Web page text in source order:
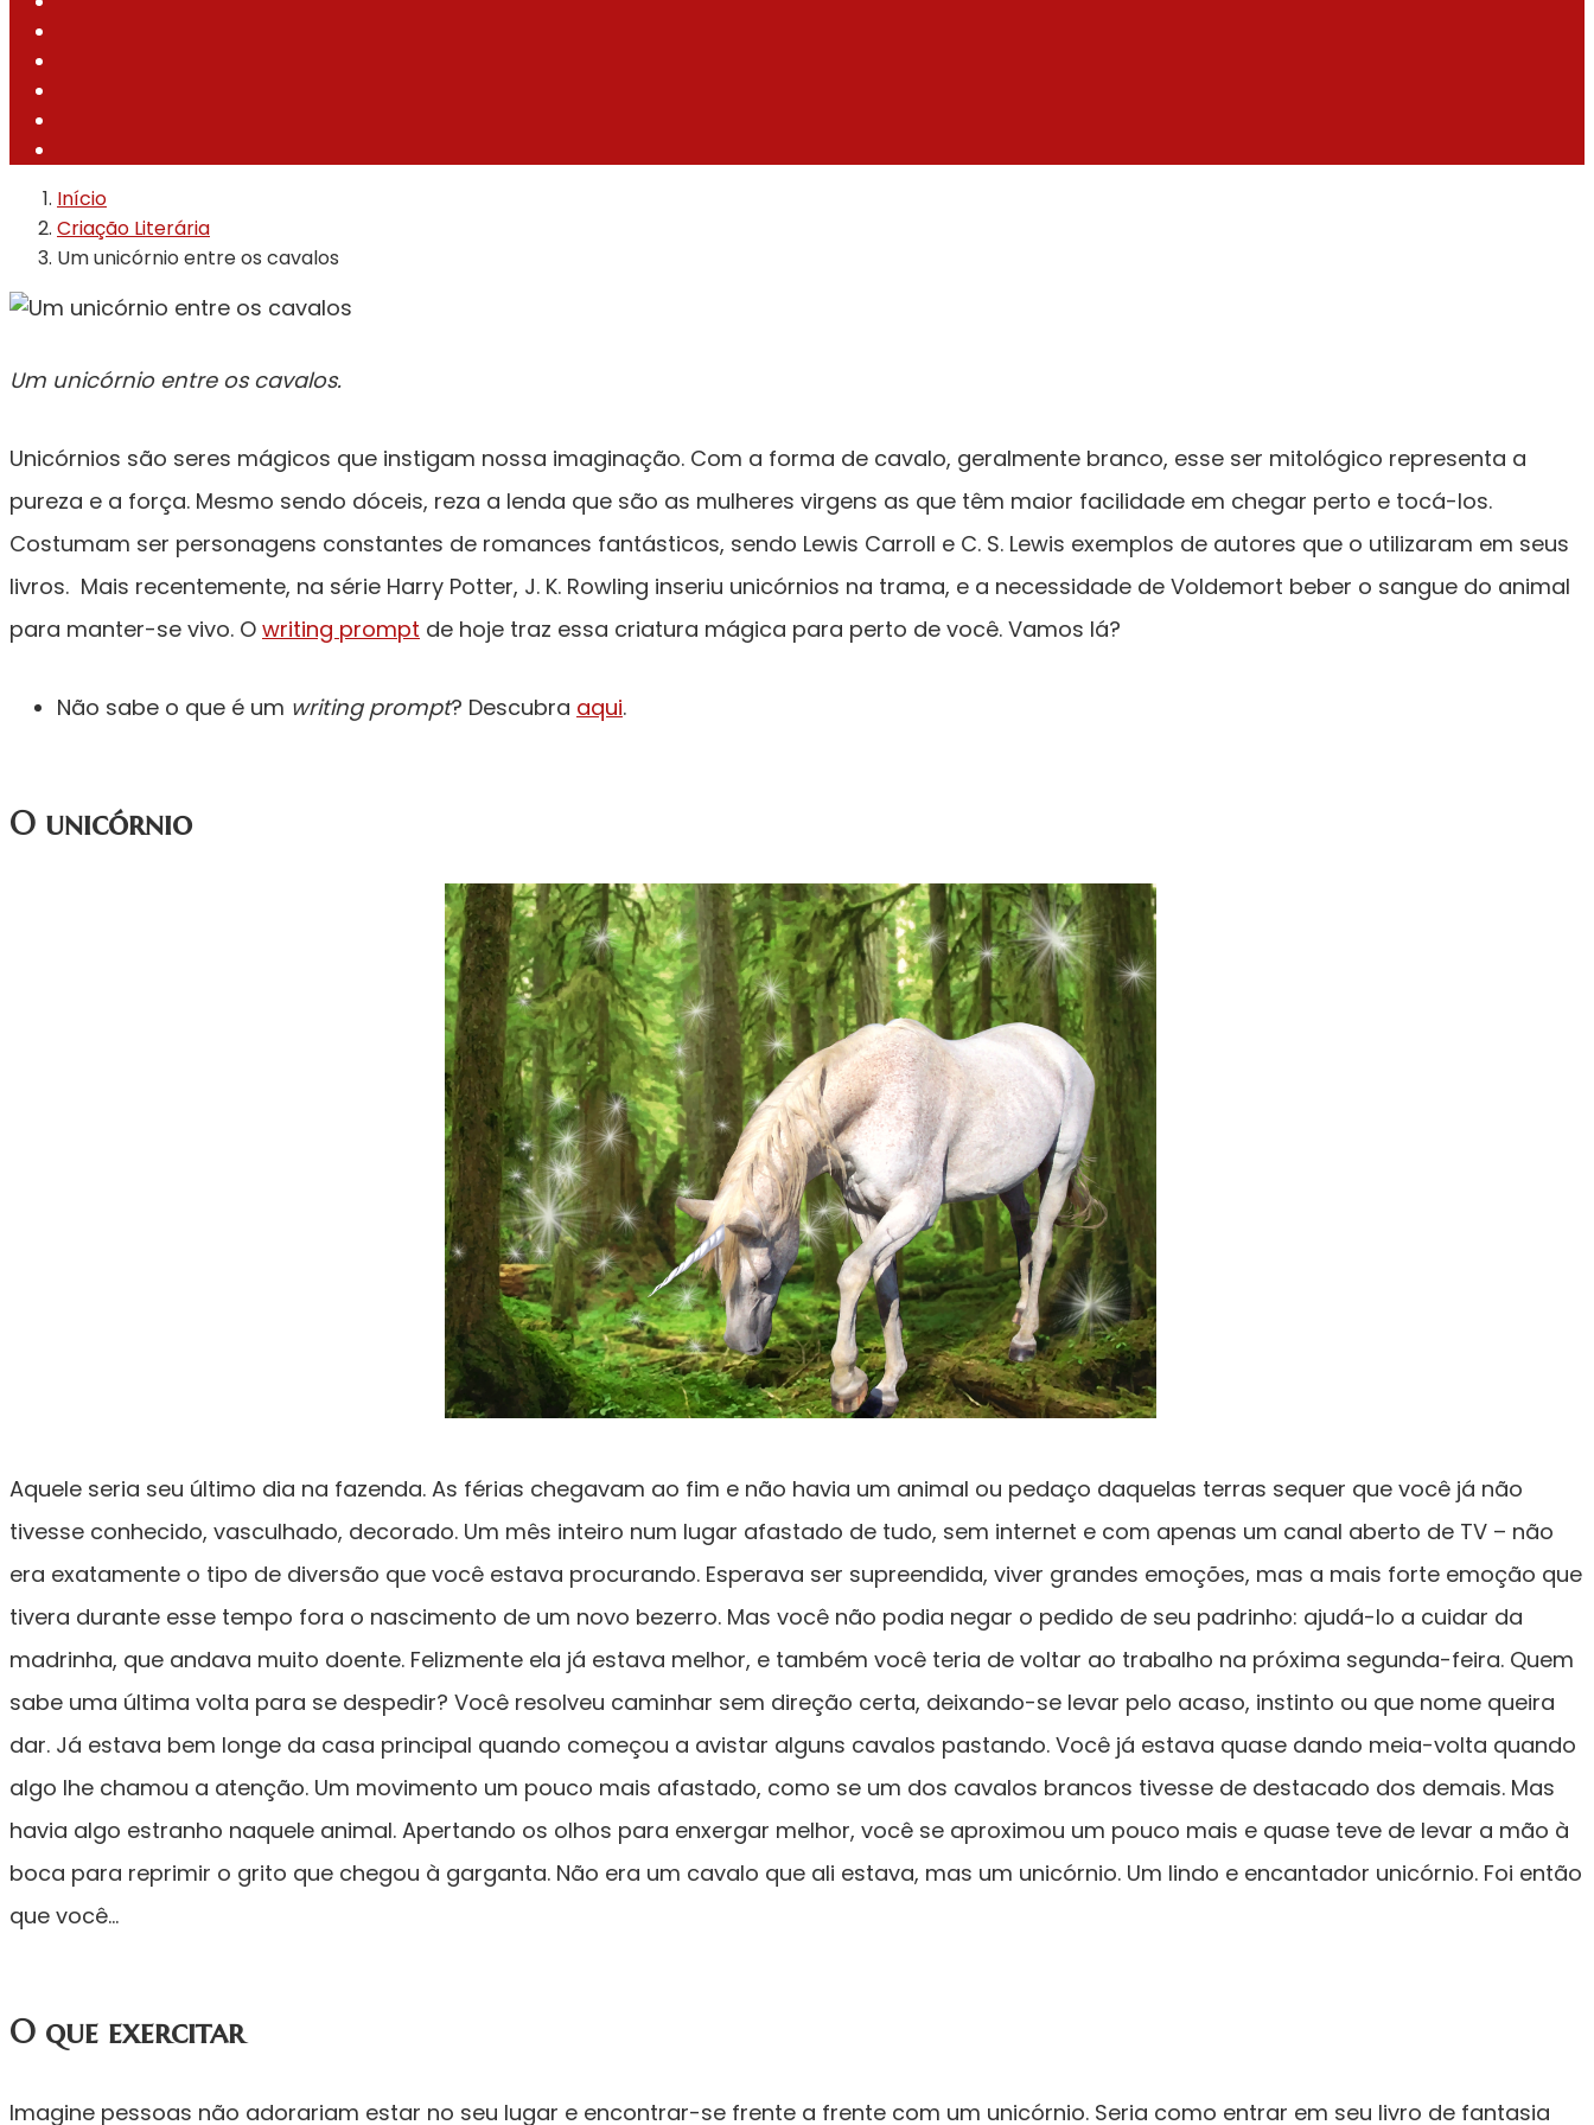
Início
Criação Literária
Um unicórnio entre os cavalos
Um unicórnio entre os cavalos.
Unicórnios são seres mágicos que instigam nossa imaginação. Com a forma de cavalo, geralmente branco, esse ser mitológico representa a
pureza e a força. Mesmo sendo dóceis, reza a lenda que são as mulheres virgens as que têm maior facilidade em chegar perto e tocá-los.
Costumam ser personagens constantes de romances fantásticos, sendo Lewis Carroll e C. S. Lewis exemplos de autores que o utilizaram em seus
livros. Mais recentemente, na série Harry Potter, J. K. Rowling inseriu unicórnios na trama, e a necessidade de Voldemort beber o sangue do animal
para manter-se vivo. O writing prompt de hoje traz essa criatura mágica para perto de você. Vamos lá?
Não sabe o que é um writing prompt? Descubra aqui.
O unicórnio
Aquele seria seu último dia na fazenda. As férias chegavam ao fim e não havia um animal ou pedaço daquelas terras sequer que você já não
tivesse conhecido, vasculhado, decorado. Um mês inteiro num lugar afastado de tudo, sem internet e com apenas um canal aberto de TV – não
era exatamente o tipo de diversão que você estava procurando. Esperava ser supreendida, viver grandes emoções, mas a mais forte emoção que
tivera durante esse tempo fora o nascimento de um novo bezerro. Mas você não podia negar o pedido de seu padrinho: ajudá-lo a cuidar da
madrinha, que andava muito doente. Felizmente ela já estava melhor, e também você teria de voltar ao trabalho na próxima segunda-feira. Quem
sabe uma última volta para se despedir? Você resolveu caminhar sem direção certa, deixando-se levar pelo acaso, instinto ou que nome queira
dar. Já estava bem longe da casa principal quando começou a avistar alguns cavalos pastando. Você já estava quase dando meia-volta quando
algo lhe chamou a atenção. Um movimento um pouco mais afastado, como se um dos cavalos brancos tivesse de destacado dos demais. Mas
havia algo estranho naquele animal. Apertando os olhos para enxergar melhor, você se aproximou um pouco mais e quase teve de levar a mão à
boca para reprimir o grito que chegou à garganta. Não era um cavalo que ali estava, mas um unicórnio. Um lindo e encantador unicórnio. Foi então
que você…
O que exercitar
Imagine pessoas não adorariam estar no seu lugar e encontrar-se frente a frente com um unicórnio. Seria como entrar em seu livro de fantasia